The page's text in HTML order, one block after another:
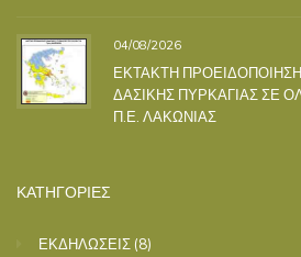
04/08/2026
ΕΚΤΑΚΤΗ
ΔΑΣΙΚΗΣ ΠΥΡΚΑΓΙΑΣ ΣΕ
Π.Ε. ΛΑΚΩΝΙΑΣ
ΚΑΤΗΓΟΡΙΕΣ
ΕΚΔΗΛΩΣΕΙΣ (8)